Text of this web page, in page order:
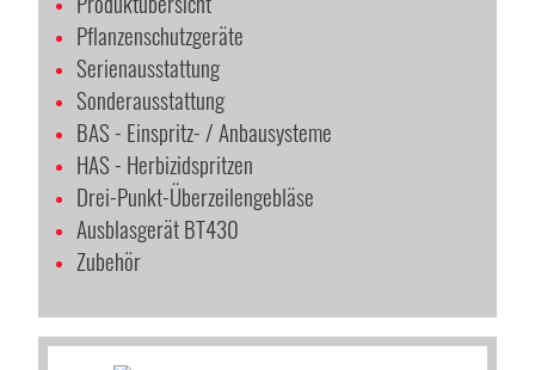
Pflanzenschutzgeräte
Serienausstattung
Sonderausstattung
BAS - Einspritz- / Anbausysteme
HAS - Herbizidspritzen
Drei-Punkt-Überzeilengebläse
Ausblasgerät BT430
Zubehör